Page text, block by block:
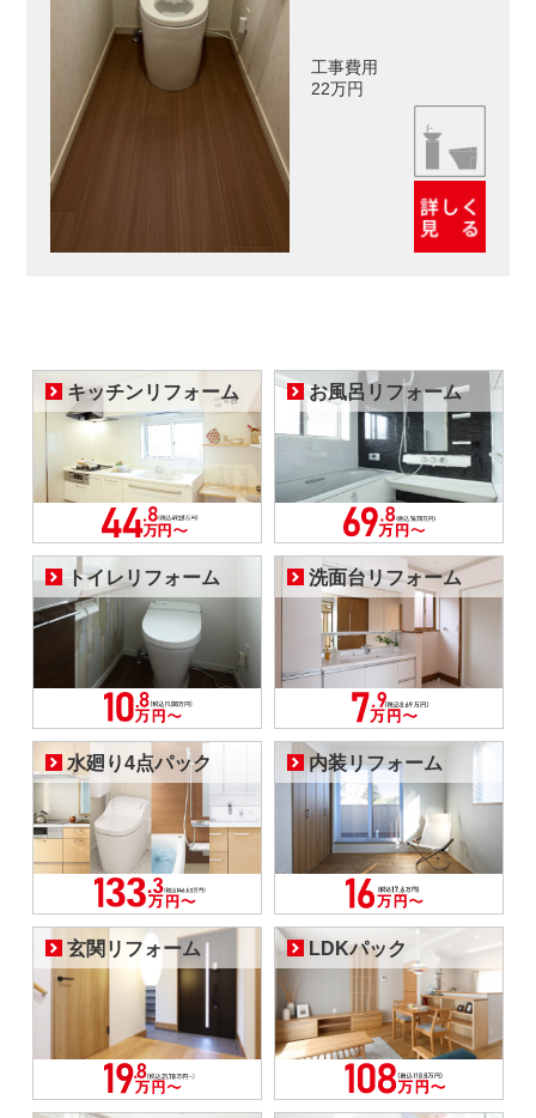
工事費用
22万円
キッチンリフォーム お風呂リフォーム
トイレリフォーム 洗面台リフォーム
水廻り4点パック 内装リフォーム
玄関リフォーム LDKパック